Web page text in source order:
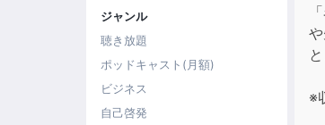
ジャンル
聴き放題
ポッドキャスト(月額)
ビジネス
自己啓発
※